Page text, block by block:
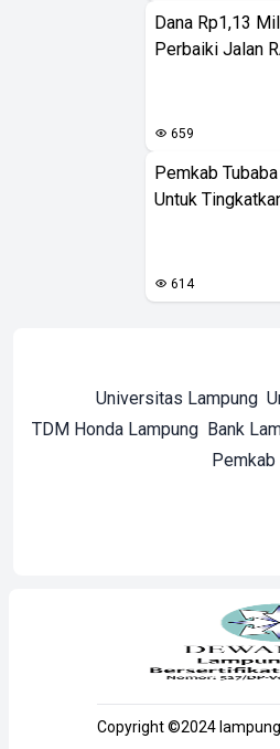
Dana Rp1,13
Perbaiki Jalan
659
Pemkab
Untuk
614
Universitas Lampung
TDM Honda Lampung Bank
Copyright ©2024